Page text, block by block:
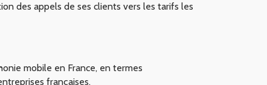
des appels de ses clients vers les tarifs les
mobile en France, en termes
françaises.